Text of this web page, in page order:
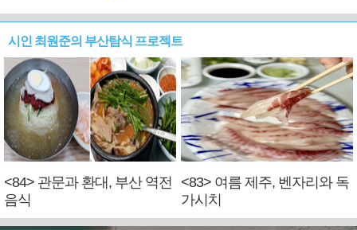
시인 최원준의 부산탐식 프로젝트
<84> 관문과 환대, 부산 역전
음식
<83> 여름 제주, 벤자리와 독
가시치